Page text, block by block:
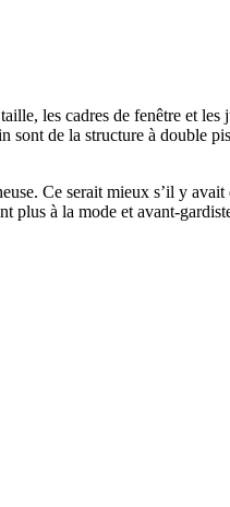
les cadres de fenêtre et les
sont de la structure à double
Ce serait mieux s’il y avait
plus à la mode et avant-